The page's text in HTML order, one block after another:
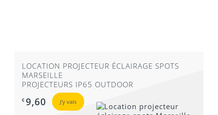
LOCATION PROJECTEUR ÉCLAIRAGE SPOTS
MARSEILLE
PROJECTEURS IP65 OUTDOOR
€ 9,60 J'y vais